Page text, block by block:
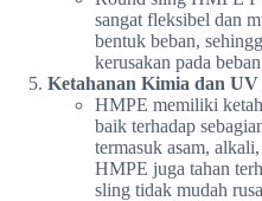
sangat fleksibel dan
bentuk beban,
kerusakan pada
Ketahanan Kimia dan
HMPE memiliki
baik terhadap
termasuk asam,
HMPE juga tahan
sling tidak mudah